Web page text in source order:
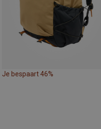
Je bespaart 46%